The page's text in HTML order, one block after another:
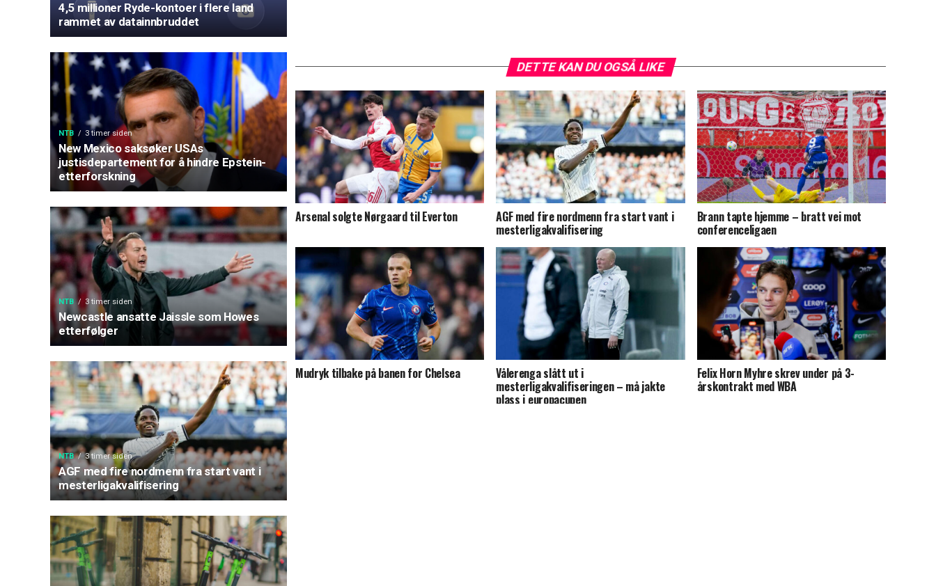
4,5 millioner Ryde-kontoer i flere land
rammet av datainnbruddet
NTB 3 timer siden
New Mexico saksøker USAs
justisdepartement for å hindre Epstein-
etterforskning
NTB 3 timer siden
Newcastle ansatte Jaissle som Howes
etterfølger
NTB 3 timer siden
AGF med fire nordmenn fra start vant i
mesterligakvalifisering
DETTE KAN DU OGSÅ LIKE
Arsenal solgte Nørgaard til Everton AGF med fire nordmenn fra start vant i
mesterligakvalifisering
Brann tapte hjemme – bratt vei mot
conferenceligaen
Mudryk tilbake på banen for Chelsea Vålerenga slått ut i
mesterligakvalifiseringen – må jakte
plass i europacupen
Felix Horn Myhre skrev under på 3-
årskontrakt med WBA